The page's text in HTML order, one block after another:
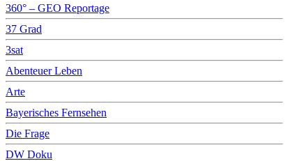
360° – GEO Reportage
37 Grad
3sat
Abenteuer Leben
Arte
Bayerisches Fernsehen
Die Frage
DW Doku